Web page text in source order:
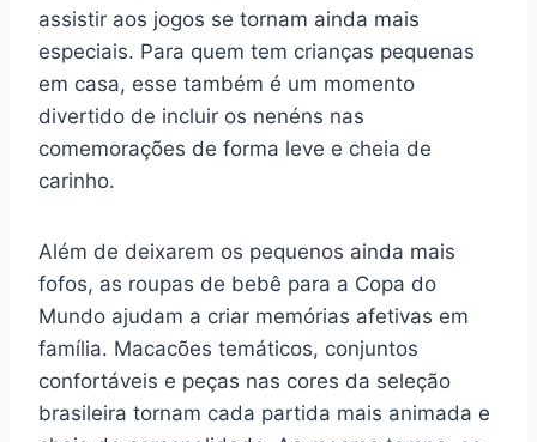
assistir aos jogos se tornam ainda mais
especiais. Para quem tem crianças pequenas
em casa, esse também é um momento
divertido de incluir os nenéns nas
comemorações de forma leve e cheia de
carinho.
Além de deixarem os pequenos ainda mais
fofos, as roupas de bebê para a Copa do
Mundo ajudam a criar memórias afetivas em
família. Macacões temáticos, conjuntos
confortáveis e peças nas cores da seleção
brasileira tornam cada partida mais animada e